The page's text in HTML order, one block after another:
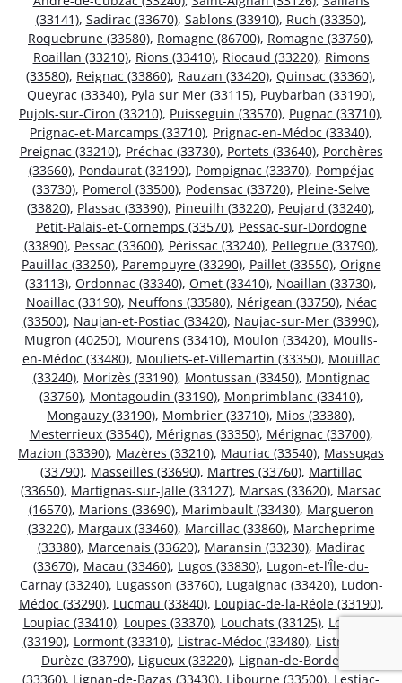
(33141), Sadirac (33670), Sablons (33910), Ruch (33350),
Roquebrune (33580), Romagne (86700), Romagne (33760),
Roaillan (33210), Rions (33410), Riocaud (33220), Rimons
(33580), Reignac (33860), Rauzan (33420), Quinsac (33360),
Queyrac (33340), Pyla sur Mer (33115), Puybarban (33190),
Pujols-sur-Ciron (33210), Puisseguin (33570), Pugnac (33710),
Prignac-et-Marcamps (33710), Prignac-en-Médoc (33340),
Preignac (33210), Préchac (33730), Portets (33640), Porchères
(33660), Pondaurat (33190), Pompignac (33370), Pompéjac
(33730), Pomerol (33500), Podensac (33720), Pleine-Selve
(33820), Plassac (33390), Pineuilh (33220), Peujard (33240),
Petit-Palais-et-Cornemps (33570), Pessac-sur-Dordogne
(33890), Pessac (33600), Périssac (33240), Pellegrue (33790),
Pauillac (33250), Parempuyre (33290), Paillet (33550), Origne
(33113), Ordonnac (33340), Omet (33410), Noaillan (33730),
Noaillac (33190), Neuffons (33580), Nérigean (33750), Néac
(33500), Naujan-et-Postiac (33420), Naujac-sur-Mer (33990),
Mugron (40250), Mourens (33410), Moulon (33420), Moulis-
en-Médoc (33480), Mouliets-et-Villemartin (33350), Mouillac
(33240), Morizès (33190), Montussan (33450), Montignac
(33760), Montagoudin (33190), Monprimblanc (33410),
Mongauzy (33190), Mombrier (33710), Mios (33380),
Mesterrieux (33540), Mérignas (33350), Mérignac (33700),
Mazion (33390), Mazères (33210), Mauriac (33540), Massugas
(33790), Masseilles (33690), Martres (33760), Martillac
(33650), Martignas-sur-Jalle (33127), Marsas (33620), Marsac
(16570), Marions (33690), Marimbault (33430), Margueron
(33220), Margaux (33460), Marcillac (33860), Marcheprime
(33380), Marcenais (33620), Maransin (33230), Madirac
(33670), Macau (33460), Lugos (33830), Lugon-et-l’Île-du-
Carnay (33240), Lugasson (33760), Lugaignac (33420), Ludon-
Médoc (33290), Lucmau (33840), Loupiac-de-la-Réole (33190),
Loupiac (33410), Loupes (33370), Louchats (33125), Loubens
(33190), Lormont (33310), Listrac-Médoc (33480), Listrac-de-
Durèze (33790), Ligueux (33220), Lignan-de-Bordeaux
(33360), Lignan-de-Bazas (33430), Libourne (33500), Lestiac-